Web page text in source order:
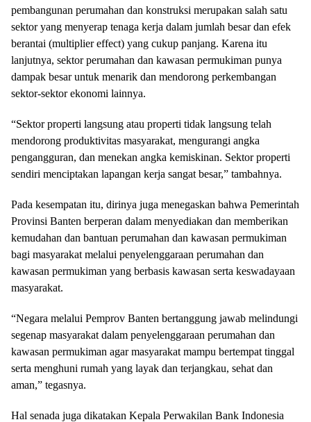
pembangunan perumahan dan konstruksi merupakan salah satu
sektor yang menyerap tenaga kerja dalam jumlah besar dan efek
berantai (multiplier effect) yang cukup panjang. Karena itu
lanjutnya, sektor perumahan dan kawasan permukiman punya
dampak besar untuk menarik dan mendorong perkembangan
sektor-sektor ekonomi lainnya.
“Sektor properti langsung atau properti tidak langsung telah
mendorong produktivitas masyarakat, mengurangi angka
pengangguran, dan menekan angka kemiskinan. Sektor properti
sendiri menciptakan lapangan kerja sangat besar,” tambahnya.
Pada kesempatan itu, dirinya juga menegaskan bahwa Pemerintah
Provinsi Banten berperan dalam menyediakan dan memberikan
kemudahan dan bantuan perumahan dan kawasan permukiman
bagi masyarakat melalui penyelenggaraan perumahan dan
kawasan permukiman yang berbasis kawasan serta keswadayaan
masyarakat.
“Negara melalui Pemprov Banten bertanggung jawab melindungi
segenap masyarakat dalam penyelenggaraan perumahan dan
kawasan permukiman agar masyarakat mampu bertempat tinggal
serta menghuni rumah yang layak dan terjangkau, sehat dan
aman,” tegasnya.
Hal senada juga dikatakan Kepala Perwakilan Bank Indonesia